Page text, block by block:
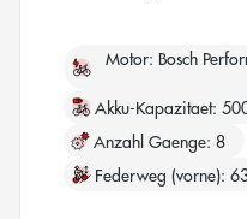
Motor Bosch
Akku-Kapazitaet
Anzahl Gaenge 8
Federweg (vorne)